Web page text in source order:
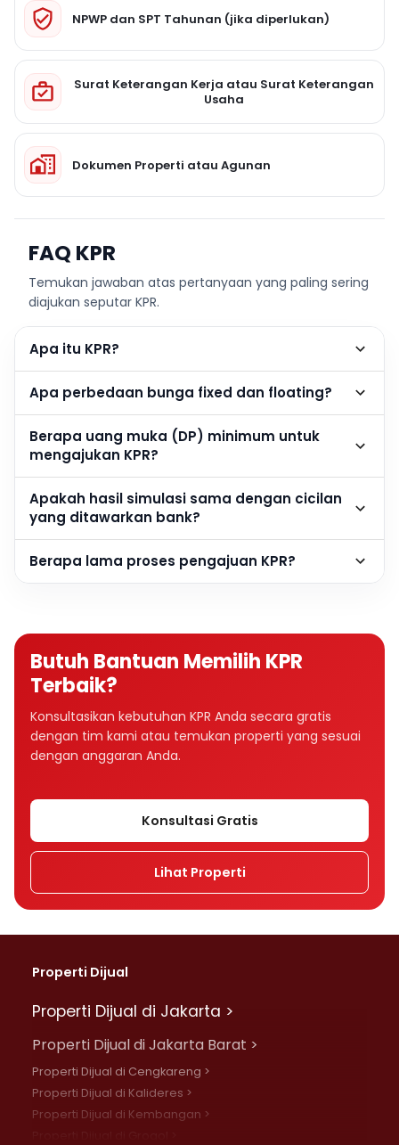
NPWP dan SPT Tahunan (jika diperlukan)
Surat Keterangan Kerja atau Surat Keterangan
Usaha
Dokumen Properti atau Agunan
FAQ KPR
Temukan jawaban atas pertanyaan yang paling sering
diajukan seputar KPR.
Apa itu KPR?
Apa perbedaan bunga fixed dan floating?
Berapa uang muka (DP) minimum untuk
mengajukan KPR?
Apakah hasil simulasi sama dengan cicilan
yang ditawarkan bank?
Berapa lama proses pengajuan KPR?
Butuh Bantuan Memilih KPR
Terbaik?
Konsultasikan kebutuhan KPR Anda secara gratis
dengan tim kami atau temukan properti yang sesuai
dengan anggaran Anda.
Konsultasi Gratis
Lihat Properti
Properti Dijual
Properti Dijual di Jakarta >
Properti Dijual di Jakarta Barat >
Properti Dijual di Cengkareng >
Properti Dijual di Kalideres >
Properti Dijual di Kembangan >